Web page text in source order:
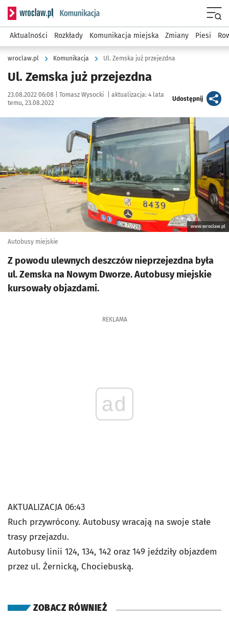
Serwis informacyjny wroclaw.pl podserwis: Komunikacja
Aktualności Rozkłady Komunikacja miejska Zmiany Piesi
wroclaw.pl Komunikacja Ul. Zemska już przejezdna
Ul. Zemska już przejezdna
Data publikacji:
23.08.2022 06:08 | Autor:
Tomasz Wysocki aktualizacja: 4 lata
temu, 23.08.2022
Udostępnijartykuł
www.wroclaw.pl
Autobusy miejskie
Z powodu ulewnych deszczów nieprzejezdna była
ul. Zemska na Nowym Dworze. Autobusy miejskie
kursowały objazdami.
REKLAMA
ad
AKTUALIZACJA 06:43
Ruch przywrócony. Autobusy wracają na swoje stałe
trasy przejazdu.
Autobusy linii 124, 134, 142 oraz 149 jeździły objazdem
przez ul. Żernicką, Chociebuską.
ZOBACZ RÓWNIEŻ